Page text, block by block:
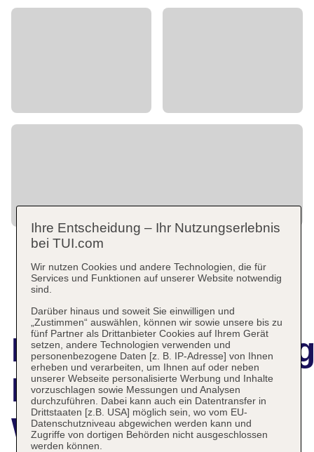
InterContinental
Wellington
Ihre Entscheidung – Ihr Nutzungserlebnis
bei TUI.com
Wir nutzen Cookies und andere Technologien, die für
Services und Funktionen auf unserer Website notwendig
sind.
Darüber hinaus und soweit Sie einwilligen und
„Zustimmen“ auswählen, können wir sowie unsere bis zu
fünf Partner als Drittanbieter Cookies auf Ihrem Gerät
setzen, andere Technologien verwenden und
personenbezogene Daten [z. B. IP-Adresse] von Ihnen
erheben und verarbeiten, um Ihnen auf oder neben
unserer Webseite personalisierte Werbung und Inhalte
vorzuschlagen sowie Messungen und Analysen
durchzuführen. Dabei kann auch ein Datentransfer in
Drittstaaten [z.B. USA] möglich sein, wo vom EU-
Datenschutzniveau abgewichen werden kann und
Zugriffe von dortigen Behörden nicht ausgeschlossen
werden können.